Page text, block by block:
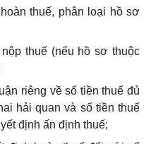
thuế, phân loại hồ sơ
thuế (nếu hồ sơ thuộc
riêng về số tiền thuếđủ
hải quan và số tiền thuế
định ấn định thuế;